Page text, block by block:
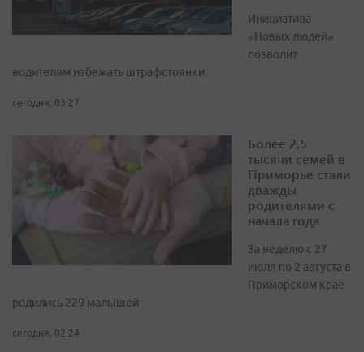
Инициатива
«Новых людей»
позволит
водителям избежать штрафстоянки
сегодня, 03:27
Более 2,5
тысячи семей в
Приморье стали
дважды
родителями с
начала года
За неделю с 27
июля по 2 августа в
Приморском крае
родились 229 малышей
сегодня, 02:24